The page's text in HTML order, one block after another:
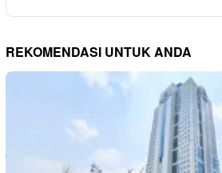
REKOMENDASI UNTUK ANDA